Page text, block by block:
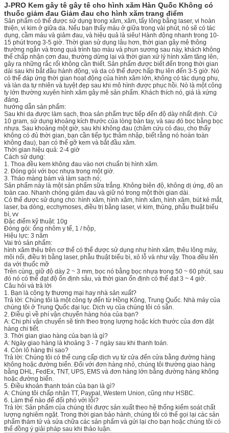
J-PRO Kem gây tê gây tê cho hình xăm Hàn Quốc Không có
thuốc giảm đau Giảm đau cho hình xăm trang điểm
Sản phẩm có thể được sử dụng trong xăm, xăm, tẩy lông bằng laser, vi hoàn
thiện, vi kim ở giữa da. Nếu bạn thấy máu ở giữa trong vài phút, nó sẽ có tác
dụng, cầm máu và giảm đau, và hiệu quả là siêu! Hành động nhanh trong 10-
15 phút trong 3-5 giờ. Thời gian sử dụng lâu hơn, thời gian gây mê thông
thường ngắn và trong quá trình tạo màu và phun sương sau này, khách không
thể chấp nhận cơn đau, thường dừng lại và thời gian xử lý hình xăm tăng lên,
gây ra những rắc rối không cần thiết. Sản phẩm được biết đến trong thời gian
dài sau khi bắt đầu hành động, và da có thể được hấp thụ lên đến 3-5 giờ. Nó
có thể đáp ứng thời gian hoạt động của hình xăm lớn, không có tác dụng phụ,
và làn da tự nhiên và tuyệt đẹp sau khi mô hình được phục hồi. Nó là một công
ty lớn thường xuyên hình xăm gây mê sản phẩm. Khách thích nó, giá là xứng
đáng.
hướng dẫn sản phẩm:
Sau khi da được làm sạch, thoa sản phẩm trực tiếp đến độ dày nhất định. Cứ
10 gram, sử dụng khoảng kích thước của lòng bàn tay, và sau đó bọc bằng bọc
nhựa. Sau khoảng một giờ, sau khi không đau (châm cứu có đau, cho thấy
không có đủ thời gian, bạn cần tiếp tục thâm nhập, biết rằng nó hoàn toàn
không đau), bạn có thể gỡ kem và bắt đầu xăm.
Thời gian hiệu quả: 2-4 giờ
Cách sử dụng:
1. Thoa đều kem không đau vào nơi chuẩn bị hình xăm.
2. Đóng gói với bọc nhựa trong một giờ.
3. Tháo màng bám và làm sạch nó;
Sản phẩm này là một sản phẩm sữa trắng. Không biên độ, không dị ứng, độ an
toàn cao. Nhanh chóng giảm đau và giữ nó trong một thời gian dài.
Có thể được sử dụng cho: hình xăm, hình xăm, hình xăm, hình xăm, bút kẻ mắt,
laser, ba dòng, ecchymoses, điều trị bằng laser, vi kim, thủng, phẫu thuật biểu
bì, vv
Đặc điểm kỹ thuật: 10g
Đóng gói: ống nhôm y tế, 1 / hộp,
Hiệu lực: 3 năm
Vai trò sản phẩm:
hình xăm thêu trên cơ thể có thể được sử dụng như hình xăm, thêu lông mày,
môi nổi, điều trị bằng laser, phẫu thuật biểu bì, xỏ lỗ và như vậy. Thoa đều lên
da với thuốc mỡ
Trên cùng, giữ độ dày 2 ~ 3 mm, bọc nó bằng bọc nhựa trong 50 ~ 60 phút, sau
đó nó có thể đạt độ ổn định sâu, và thời gian ổn định có thể đạt 3 ~ 4 giờ.
Câu hỏi và trả lời
1. Bạn là công ty thương mại hay nhà sản xuất?
Trả lời: Chúng tôi là một công ty đến từ Hồng Kông, Trung Quốc. Nhà máy của
chúng tôi ở Trung Quốc đại lục. Dịch vụ của chúng tôi có sẵn.
2. Điều gì về phí vận chuyển hàng hóa của bạn?
A: Chi phí vận chuyển sẽ tính theo trọng lượng hoặc kích thước của đơn đặt
hàng chi tiết.
3. Thời gian giao hàng của bạn là gì?
A: Ngày giao hàng là khoảng 3 - 7 ngày sau khi thanh toán.
4. Còn lô hàng thì sao?
Trả lời: Chúng tôi có thể cung cấp dịch vụ từ cửa đến cửa bằng đường hàng
không hoặc đường biển. Đối với đơn hàng nhỏ, chúng tôi thường giao hàng
bằng DHL, FedEx, TNT, UPS, EMS và đơn hàng lớn bằng đường hàng không
hoặc đường biển.
5. Điều khoản thanh toán của bạn là gì?
A: Chúng tôi chấp nhận TT, Paypal, Western Union, cũng như HSBC.
6. Làm thế nào để đối phó với lỗi?
Trả lời: Sản phẩm của chúng tôi được sản xuất theo hệ thống kiểm soát chất
lượng nghiêm ngặt. Trong thời gian bảo hành, chúng tôi có thể gọi lại các sản
phẩm thám tử và sửa chữa các sản phẩm và gửi lại cho bạn hoặc chúng tôi có
thể đồng ý giải pháp sau khi thảo luận.